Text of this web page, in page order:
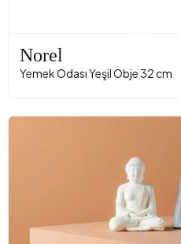
Norel
Yemek Odası Yeşil Obje 32 cm